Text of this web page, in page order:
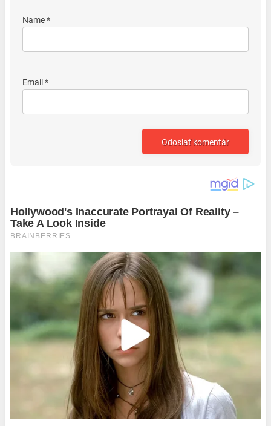
Name *
Email *